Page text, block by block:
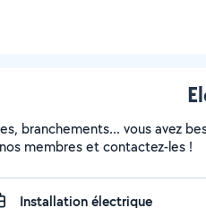
branchements... vous avez
membres et contactez-les !